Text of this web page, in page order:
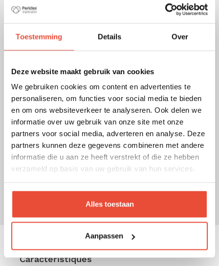
Toestemming Details Over
Deze website maakt gebruik van cookies
We gebruiken cookies om content en advertenties te
personaliseren, om functies voor social media te bieden
en om ons websiteverkeer te analyseren. Ook delen we
informatie over uw gebruik van onze site met onze
partners voor social media, adverteren en analyse. Deze
partners kunnen deze gegevens combineren met andere
informatie die u aan ze heeft verstrekt of die ze hebben
verzameld op basis van uw gebruik van hun services.
Alles toestaan
Aanpassen
Protégez votre siège auto Cybex Cloud T, Z et Z i-
conçue pour s'adapter parfaitement. Fabriquée à
partir dematériaux doux et durables
pendant les trajets en voiture. Facile à installer et
à retirer, elle est égalementlavable en machine
pour un entretien simplifié. Grâce à son
ajustement précis, la housse reste bien en place,
même lors de longs voyages. Disponible en
plusieurs coloris, elle vous permet de
personnaliser l'intérieur de votre véhicule tout en
protégeant efficacement le siège contre les
taches, l'usure et les signes d’utilisation
durée de vie de votre siège auto.
Caractéristiques